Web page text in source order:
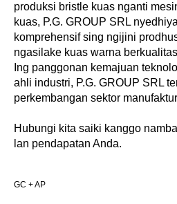
produksi bristle kuas nganti
kuas, P.G. GROUP SRL
komprehensif sing ngijini
ngasilake kuas warna
Ing panggonan kemajuan
ahli industri, P.G. GROUP SRL
perkembangan sektor
Hubungi kita saiki kanggo
lan pendapatan Anda.
GC + AP